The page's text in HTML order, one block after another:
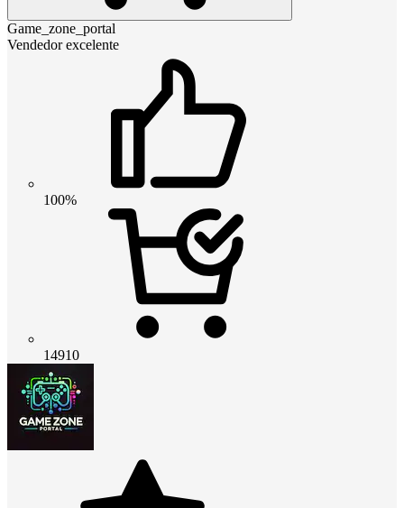
Game_zone_portal
Vendedor excelente
100%
14910